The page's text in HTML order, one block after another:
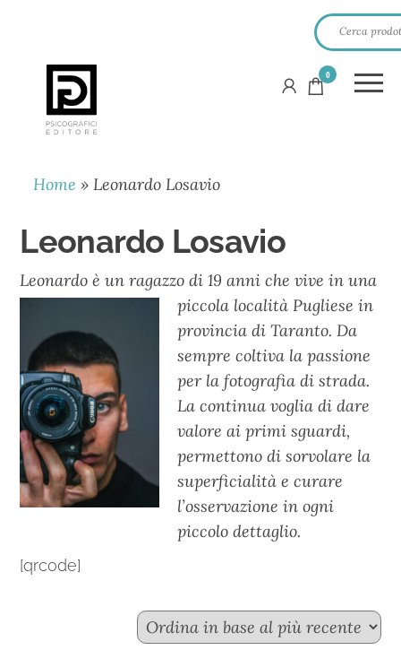
PSICOGRAFICI
EDITORE
0
Home »Leonardo Losavio
Leonardo Losavio
Leonardo è un ragazzo di 19 anni che vive in una
piccola localitàPugliese in
provincia di Taranto. Da
sempre coltiva la passione
per la fotografia di strada.
La continua voglia di dare
valore ai primi sguardi,
permettono di sorvolare la
superficialità e curare
l’osservazione in ogni
piccolo dettaglio.
[qrcode]